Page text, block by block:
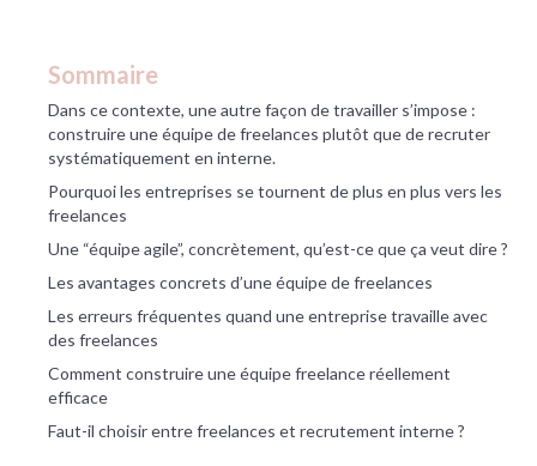
Sommaire
Dans ce contexte, une autre façon de travailler s’impose :
construire une équipe de freelances plutôt que de recruter
systématiquement en interne.
Pourquoi les entreprises se tournent de plus en plus vers les
freelances
Une “équipe agile”, concrètement, qu’est-ce que ça veut dire ?
Les avantages concrets d’une équipe de freelances
Les erreurs fréquentes quand une entreprise travaille avec
des freelances
Comment construire une équipe freelance réellement
efficace
Faut-il choisir entre freelances et recrutement interne ?